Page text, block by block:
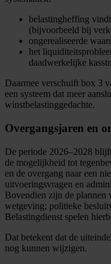
belastingheffing
(bijvoorbeeld bij
ongerealiseerde
het
daadwerkelijke
Daarmee verschuift box 3
een systeem dat meer
winstbelastinggedachte.
Overgangsjaren en
De periode 2026–2028
de mogelijkheid tot
en de overgang naar een
uitvoeringsvragen en
Bovendien zijn de plannen
wetgeving; politieke
Belastingdienst spelen
Dat betekent dat de
nog kunnen wijzigen.